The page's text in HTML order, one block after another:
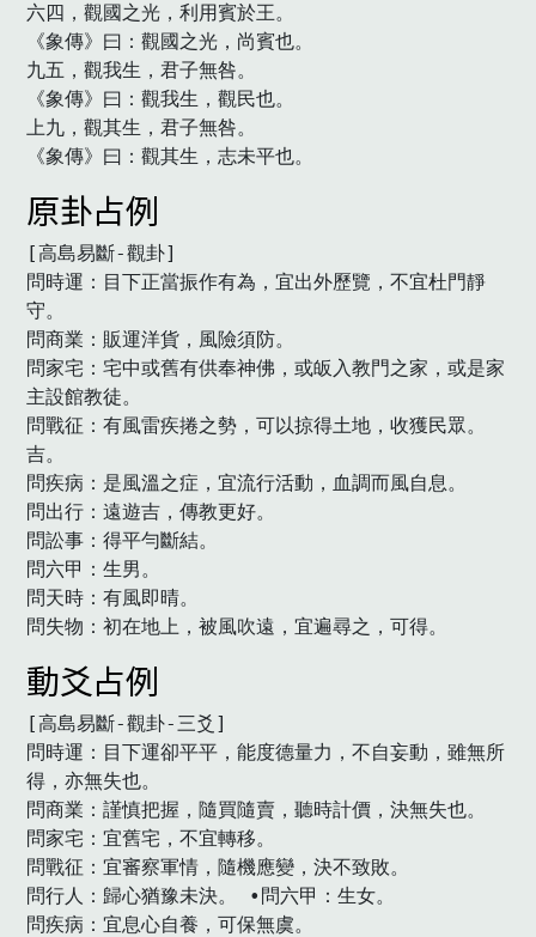
六四，觀國之光，利用賓於王。
《象傳》曰：觀國之光，尚賓也。
九五，觀我生，君子無咎。
《象傳》曰：觀我生，觀民也。
上九，觀其生，君子無咎。
《象傳》曰：觀其生，志未平也。
原卦占例
[高島易斷-觀卦]
問時運：目下正當振作有為，宜出外歷覽，不宜杜門靜
守。
問商業：販運洋貨，風險須防。
問家宅：宅中或舊有供奉神佛，或皈入教門之家，或是家
主設館教徒。
問戰征：有風雷疾捲之勢，可以掠得土地，收獲民眾。
吉。
問疾病：是風溫之症，宜流行活動，血調而風自息。
問出行：遠遊吉，傳教更好。
問訟事：得平勻斷結。
問六甲：生男。
問天時：有風即晴。
問失物：初在地上，被風吹遠，宜遍尋之，可得。
動爻占例
[高島易斷-觀卦-三爻]
問時運：目下運卻平平，能度德量力，不自妄動，雖無所
得，亦無失也。
問商業：謹慎把握，隨買隨賣，聽時計價，決無失也。
問家宅：宜舊宅，不宜轉移。
問戰征：宜審察軍情，隨機應變，決不致敗。
問行人：歸心猶豫未決。 •問六甲：生女。
問疾病：宜息心自養，可保無虞。